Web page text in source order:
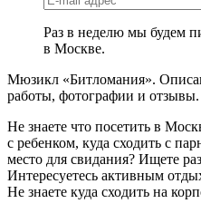
Раз в неделю мы будем
в Москве.
Мюзикл «Битломания».
работы, фотографии и
Не знаете что посетить в
с ребенком, куда сходить с
место для свидания? Ищете
Интересуетесь активным
Не знаете куда сходить на